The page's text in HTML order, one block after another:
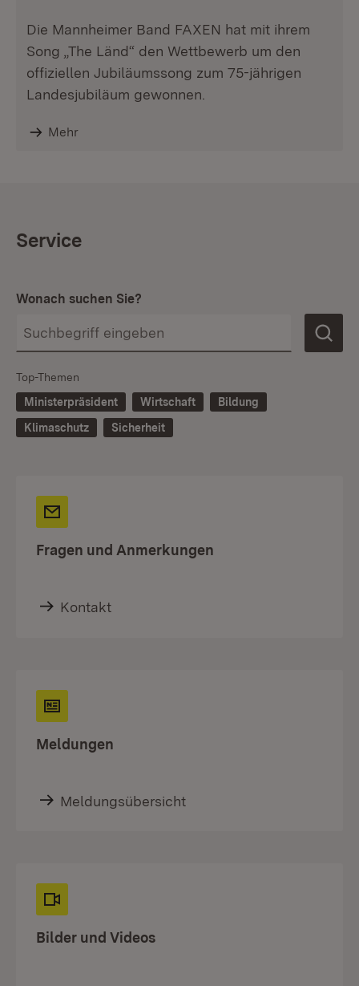
Die Mannheimer Band FAXEN hat mit ihrem
Song „The Länd“ den Wettbewerb um den
offiziellen Jubiläumssong zum 75-jährigen
Landesjubiläum gewonnen.
Mehr
Service
Wonach suchen Sie?
Top-Themen
Ministerpräsident
Wirtschaft
Bildung
Klimaschutz
Sicherheit
Fragen und Anmerkungen
Kontakt
Meldungen
Meldungsübersicht
Bilder und Videos